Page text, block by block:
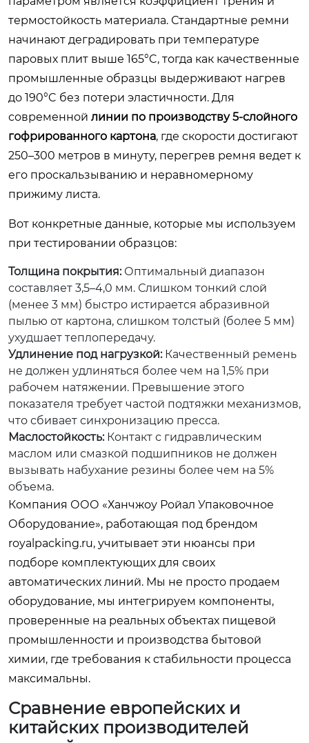
термостойкость материала. Стандартные ремни
начинают деградировать при температуре
паровых плит выше 165°C, тогда как качественные
промышленные образцы выдерживают нагрев
до 190°C без потери эластичности. Для
современной линии по производству 5-слойного
гофрированного картона, где скорости достигают
250–300 метров в минуту, перегрев ремня ведет к
его проскальзыванию и неравномерному
прижиму листа.
Вот конкретные данные, которые мы используем
при тестировании образцов:
Толщина покрытия:Оптимальный диапазон
составляет 3,5–4,0 мм. Слишком тонкий слой
(менее 3 мм) быстро истирается абразивной
пылью от картона, слишком толстый (более 5 мм)
ухудшает теплопередачу.
Удлинение под нагрузкой:Качественный ремень
не должен удлиняться более чем на 1,5% при
рабочем натяжении. Превышение этого
показателя требует частой подтяжки механизмов,
что сбивает синхронизацию пресса.
Маслостойкость:Контакт с гидравлическим
маслом или смазкой подшипников не должен
вызывать набухание резины более чем на 5%
объема.
Компания ООО «Ханчжоу Ройал Упаковочное
Оборудование», работающая под брендом
royalpacking.ru, учитывает эти нюансы при
подборе комплектующих для своих
автоматических линий. Мы не просто продаем
оборудование, мы интегрируем компоненты,
проверенные на реальных объектах пищевой
промышленности и производства бытовой
химии, где требования к стабильности процесса
максимальны.
Сравнение европейских и
китайских производителей